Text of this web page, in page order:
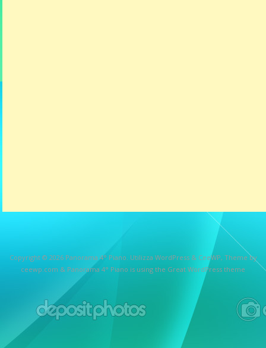
Copyright © 2026 Panorama 4° Piano . Utilizza WordPress& CeeWP, Theme by
ceewp.com & Panorama 4° Piano is using the Great WordPress theme